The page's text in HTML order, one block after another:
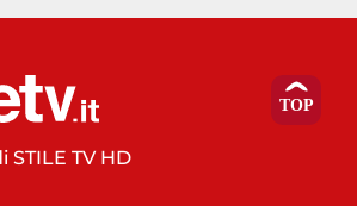
STILE TV HD